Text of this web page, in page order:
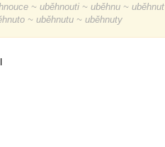
~ uběhnouti ~ uběhnu ~ uběhnut
~ uběhnutu ~ uběhnuty